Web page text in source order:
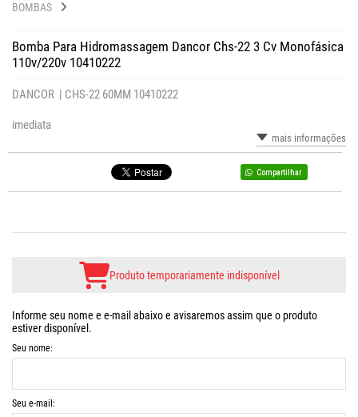
BOMBAS
Bomba Para Hidromassagem Dancor Chs-22 3 Cv Monofásica
110v/220v 10410222
DANCOR | CHS-22 60MM 10410222
imediata
mais informações
Compartilhar
Produto temporariamente indisponível
Informe seu nome e e-mail abaixo e avisaremos assim que o produto
estiver disponível.
Seu nome:
Seu e-mail: